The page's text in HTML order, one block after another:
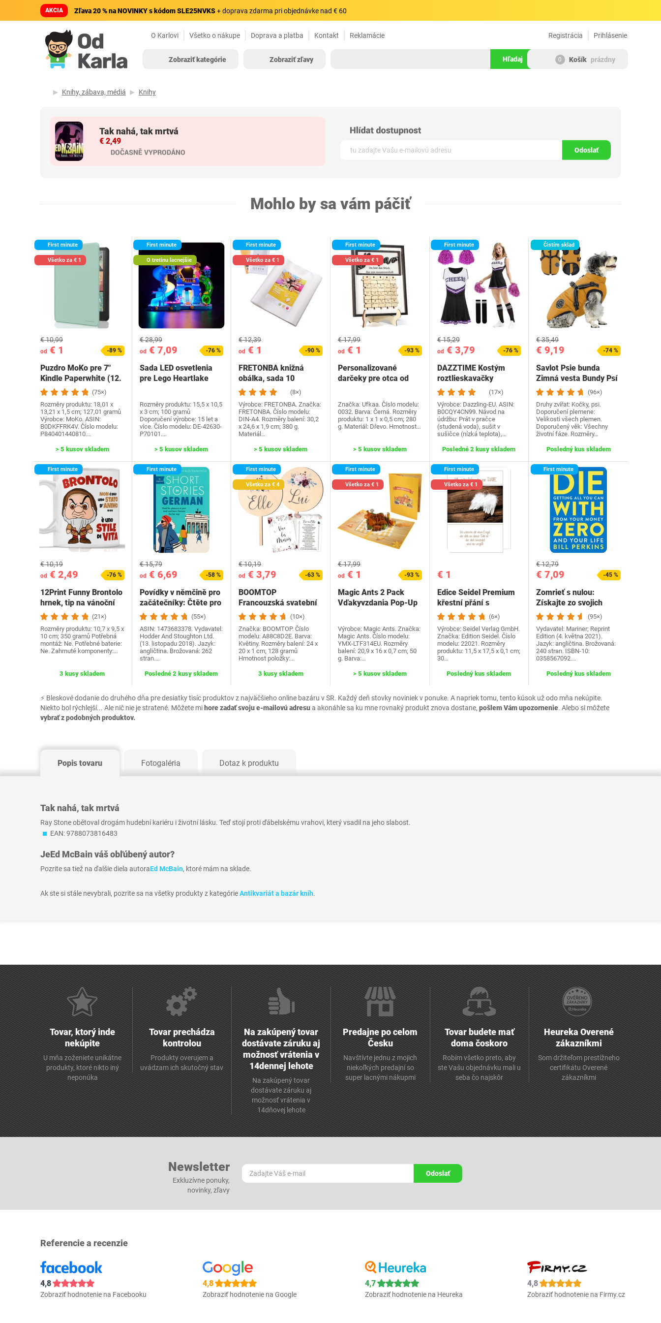
AKCIA Zľava 20 % na NOVINKY s kódom SLE25NVKS+ doprava zdarma pri objednávke nad € 60
O Karlovi Všetko o nákupe Doprava a platba Kontakt Reklamácie Prihlásenie
Registrácia
Zobraziť kategórie Zobraziť zľavy Hľadaj 0 Košík prázdny
Knihy, zábava, médiá Knihy
Tak nahá, tak mrtvá
⚡ Bleskové dodanie do druhého dňa pre desiatky tisíc produktov z najväčšieho online bazáru v SR. Každý deň stovky noviniek v ponuke. A napriek tomu, tento kúsok už odo mňa nekúpite.
Niekto bol rýchlejší... Ale nič nie je stratené. Môžete mihore zadať svoju e-mailovú adresua akonáhle sa ku mne rovnaký produkt znova dostane, pošlem Vám upozornenie. Alebo si môžete
vybrať z podobných produktov.
€ 2,49
Odoslať
Mohlo by sa vám páčiť
First minute
Všetko za € 1
od € 1
€ 10,99
-89 %
Puzdro MoKo pre 7"
Kindle Paperwhite (12.
generácia-2024) a…
(75×)
Rozměry produktu: 18,01 x
13,21 x 1,5 cm; 127,01 gramů
Výrobce: MoKo. ASIN:
B0DKFFRK4V. Číslo modelu:
P840401440810.…
> 5 kusov skladem
First minute
O tretinu lacnejšie
od€ 7,09
€ 28,99
-76 %
Sada LED osvetlenia
pre Lego Heartlake
Rozměry produktu: 15,5 x 10,5
x 3 cm; 100 gramů
Doporučení výrobce: 15 let a
více. Číslo modelu: DE-42630-
P70101.…
> 5 kusov skladem
First minute
Všetko za € 1
od € 1
€ 12,39
-90 %
FRETONBA knižná
obálka, sada 10
knižných dosiek,
priehľadné…
(8×)
Výrobce: FRETONBA. Značka:
FRETONBA. Číslo modelu:
DIN-A4. Rozměry balení: 30,2
x 24,6 x 1,9 cm; 380 g.
Materiál…
> 5 kusov skladem
First minute
Všetko za € 1
od€ 1
€ 17,99
-93 %
Personalizované
darčeky pre otca od
Značka: Ufkaa. Číslo modelu:
0032. Barva: Černá. Rozměry
produktu: 1 x 1 x 0,5 cm; 280
g. Materiál: Dřevo. Hmotnost…
> 5 kusov skladem
First minute
od€ 3,79
€ 15,29
-76 %
DAZZTIME Kostým
roztlieskavačky
dámske, kostým…
(17×)
Výrobce: Dazzling-EU. ASIN:
B0CQY4CN99. Návod na
údržbu: Prát v pračce
(studená voda), sušit v
sušičce (nízká teplota),…
Posledné 2 kusy skladem
Čistím sklad
€ 9,19
€ 35,49
-74 %
Savlot Psie bunda
Zimná vesta Bundy Psí
kabát Psí sveter…
(96×)
Druhy zvířat: Kočky, psi.
Doporučení plemene:
Velikosti všech plemen.
Doporučený věk: Všechny
životní fáze. Rozměry…
Posledný kus skladem
First minute
od € 2,49
€ 10,19
-76 %
12Print Funny Brontolo
hrnek, tip na vánoční
dárek a…
(21×)
Rozměry produktu: 10,7 x 9,5 x
10 cm; 350 gramů Potřebná
montáž: Ne. Potřebné baterie:
Ne. Zahrnuté komponenty:…
3 kusy skladem
First minute
od€ 6,69
€ 15,79
-58 %
Povídky v němčině pro
začátečníky: Čtěte pro
radost na své…(55×)
ASIN: 1473683378. Vydavatel:
Hodder And Stoughton Ltd.
(13. listopadu 2018). Jazyk:
angličtina. Brožovaná: 262
stran.…
Posledné 2 kusy skladem
First minute
Všetko za € 4
od € 3,79
€ 10,19
-63 %
BOOMTOP
Francouzská svatební
hra Dřevěná cedulka a
kvízové…
(10×)
Značka: BOOMTOP. Číslo
modelu: A88C8D2E. Barva:
Květiny. Rozměry balení: 24 x
20 x 1 cm; 128 gramů
Hmotnost položky:…
3 kusy skladem
First minute
Všetko za € 1
od€ 1
€ 17,99
-93 %
Magic Ants 2 Pack
Vďakyvzdania Pop-Up
Výrobce: Magic Ants. Značka:
Magic Ants. Číslo modelu:
YMX-LTF314EU. Rozměry
balení: 20,9 x 16 x 0,7 cm; 50
g. Barva:…
> 5 kusov skladem
First minute
Všetko za € 1
€ 1
Edice Seidel Premium
křestní přání s
obálkou. Přání ke
křtu…
(6×)
Výrobce: Seidel Verlag GmbH.
Značka: Edition Seidel. Číslo
modelu: 22021. Rozměry
produktu: 11,5 x 17,5 x 0,1 cm;
30…
Posledný kus skladem
First minute
€ 7,09
€ 12,79
-45 %
Zomrieť s nulou:
Získajte zo svojich
peňazí a života…
(95×)
Vydavatel: Mariner; Reprint
Edition (4. května 2021).
Jazyk: angličtina. Brožovaná:
240 stran. ISBN-10:
0358567092.…
Posledný kus skladem
Popis tovaru Fotogaléria Dotaz k produktu
Tak nahá, tak mrtvá
Ray Stone obětoval drogám hudební kariéru i životní lásku. Teď stojí proti ďábelskému vrahovi, který vsadil na jeho slabost.
EAN: 9788073816483
JeEd McBainváš obľúbený autor?
Pozrite sa tiež na ďalšie diela autoraEd McBain, ktoré mám na sklade.
Ak ste si stále nevybrali, pozrite sa na všetky produkty z kategórieAntikvariát a bazár kníh.
Tovar, ktorý inde
nekúpite
U mňa zoženiete unikátne
produkty, ktoré nikto iný
neponúka
Tovar prechádza
kontrolou
Produkty overujem a
uvádzam ich skutočný stav
Na zakúpený tovar
dostávate záruku aj
možnosť vrátenia v
14dennej lehote
Na zakúpený tovar
dostávate záruku aj
možnosť vrátenia v
14dňovej lehote
Predajne po celom
Česku
Navštívte jednu z mojich
niekoľkých predajní so
super lacnými nákupmi
Tovar budete mať
doma čoskoro
Robím všetko preto, aby
ste Vašu objednávku mali u
seba čo najskôr
Heureka Overené
zákazníkmi
Som držiteľom prestížneho
certifikátu Overené
zákazníkmi
Newsletter
Exkluzívne ponuky,
novinky, zľavy
Odoslať
Referencie a recenzie
4,8
Zobraziť hodnotenie na Facebooku
4,8
Zobraziť hodnotenie na Google
4,7
Zobraziť hodnotenie na Heureka
4,8
Zobraziť hodnotenie na Firmy.cz